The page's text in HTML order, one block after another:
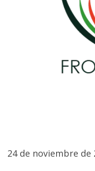
24 de noviembre de